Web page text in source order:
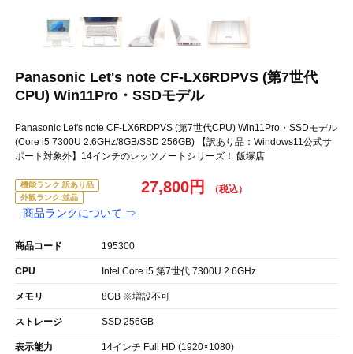
Panasonic Let's note CF-LX6RDPVS (第7世代
CPU) Win11Pro・SSDモデル
Panasonic Let's note CF-LX6RDPVS (第7世代CPU) Win11Pro・SSDモデル
(Core i5 7300U 2.6GHz/8GB/SSD 256GB) 【訳あり品：Windows11公式サ
ポート対象外】14インチのレッツノートシリーズ！ 飯塚店
機能ランク:訳あり品
外観ランク:並品
商品ランクについて ⇒
27,800円
商品コード 195300
CPU Intel Core i5 第7世代 7300U 2.6GHz
メモリ 8GB ※増設不可
ストレージ SSD 256GB
表示能力 14インチ Full HD (1920×1080)